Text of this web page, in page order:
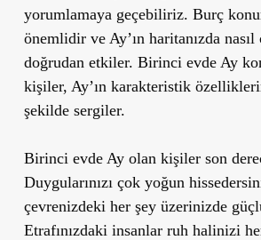
yorumlamaya geçebiliriz. Burç
önemlidir ve Ay’ın haritanızda nasıl
doğrudan etkiler. Birinci evde Ay
kişiler, Ay’ın karakteristik
şekilde sergiler.
Birinci evde Ay olan kişiler son
Duygularınızı çok yoğun
çevrenizdeki her şey üzerinizde
Etrafınızdaki insanlar ruh halinizi